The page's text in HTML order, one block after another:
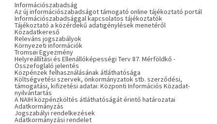
Információszabadság
Az új információszabadságot támogató online tájékoztató portál
Információszabadsággal kapcsolatos tájékoztatók
Tájékoztató a közérdekű adatigénylések menetéről
Közadatkereső
Releváns jogszabályok
Környezeti információk
Tromsøi Egyezmény
Helyreállítási és Ellenállóképességi Terv 87. Mérföldkő -
Összefoglaló jelentés
Közpénzek felhasználásának átláthatósága
Költségvetési szervek, önkormányzatok stb. szerződési,
támogatási, kifizetési adatai: Központi Információs Közadat-
nyilvántartás
A NAIH közpénzköltés átláthatóságát érintő határozatai
Adatkormányzás
Jogszabályi rendelkezések
Adatkormányzási rendelet